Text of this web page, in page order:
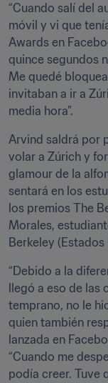
“Cuando salí del
móvil y vi que
Awards en
quince segundos
Me quedé
invitaban a ir a
media hora”.
Arvind saldrá por
volar a Zúrich y
glamour de la
sentará en los
los premios The
Morales,
Berkeley (Estados
“Debido a la
llegó a eso de
temprano, no le
quien también
lanzada en
“Cuando me
podía creer. Tuve